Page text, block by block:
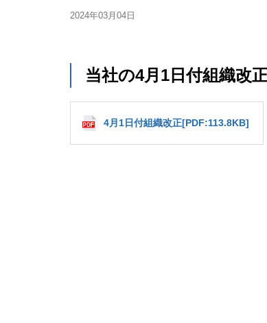
2024年03月04日
当社の4月1日付組織改
4月1日付組織改正[PDF:113.8KB]